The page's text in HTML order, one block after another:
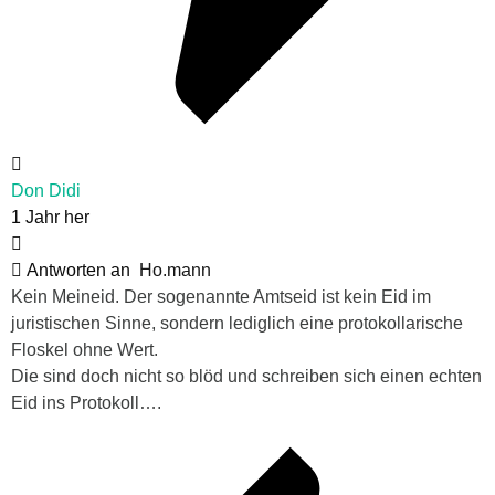
Don Didi
1 Jahr her
Antworten an
Ho.mann
Kein Meineid. Der sogenannte Amtseid ist kein Eid im
juristischen Sinne, sondern lediglich eine protokollarische
Floskel ohne Wert.
Die sind doch nicht so blöd und schreiben sich einen echten
Eid ins Protokoll….